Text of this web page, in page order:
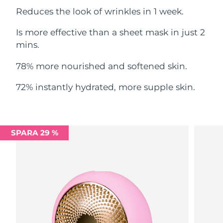
Reduces the look of wrinkles in 1 week.
Is more effective than a sheet mask in just 2
mins.
78% more nourished and softened skin.
72% instantly hydrated, more supple skin.
SPARA 29 %
Filippinerna Förväntad leverans
Polen Förväntad leverans8/12/26
Réunion
Förväntad leverans
Saudiarabien Förväntad leverans
Singapore Förväntad leverans